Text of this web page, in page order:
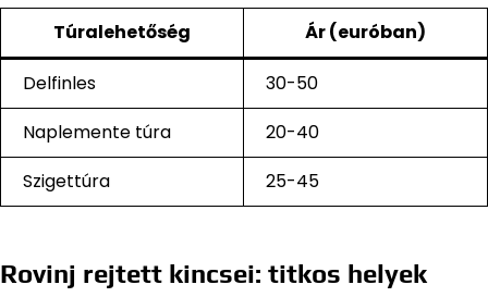
Túralehetőség Ár (euróban)
Delfinles
30-50
Naplemente túra
20-40
Szigettúra
25-45
Rovinj rejtett kincsei: titkos helyek